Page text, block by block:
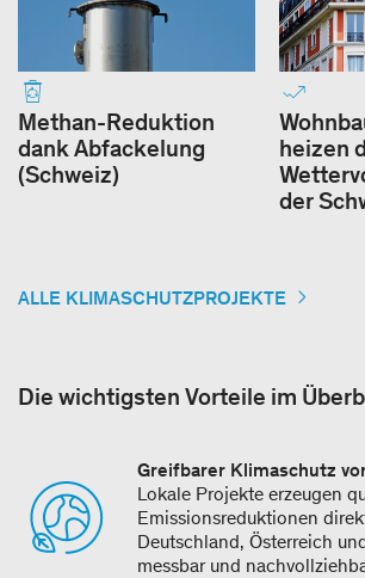
Methan-Reduktion
dank Abfackelung
(Schweiz)
heizen
der
ALLE KLIMASCHUTZPROJEKTE
Die wichtigsten Vorteile im
Greifbarer Klimaschutz
Lokale Projekte erzeugen
Emissionsreduktionen
Deutschland, Österreich
messbar und